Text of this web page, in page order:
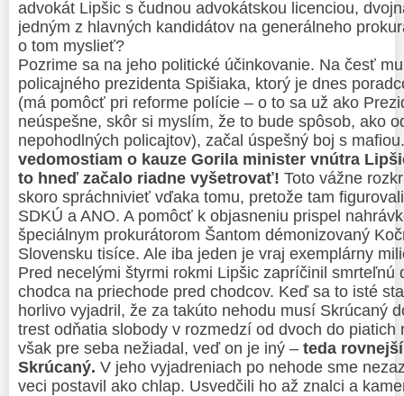
advokát Lipšic s čudnou advokátskou licenciou,
jedným z hlavných kandidátov na generálneho
o tom myslieť?
Pozrime sa na jeho politické účinkovanie. Na česť
policajného prezidenta Spišiaka, ktorý je dnes
(má pomôcť pri reforme polície – o to sa už ako
neúspešne, skôr si myslím, že to bude spôsob, ako
nepohodlných policajtov), začal úspešný boj s
vedomostiam o kauze Gorila minister vnútra
to hneď začalo riadne vyšetrovať! Toto vážne
skoro spráchnivieť vďaka tomu, pretože tam
SDKÚ a ANO. A pomôcť k objasneniu prispel
špeciálnym prokurátorom Šantom démonizovaný
Slovensku tisíce. Ale iba jeden je vraj exemplárny
Pred necelými štyrmi rokmi Lipšic zapríčinil smrteľnú
chodca na priechode pred chodcov. Keď sa to isté
horlivo vyjadril, že za takúto nehodu musí Skrúcaný
trest odňatia slobody v rozmedzí od dvoch do piatich
však pre seba nežiadal, veď on je iný – teda
Skrúcaný. V jeho vyjadreniach po nehode sme
veci postavil ako chlap. Usvedčili ho až znalci a